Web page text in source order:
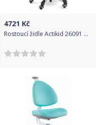
4721 Kč
Rostoucí židle Actikid 26091 MAYER